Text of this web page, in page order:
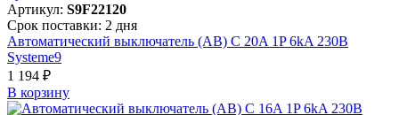
Артикул: S9F22120
Срок поставки: 2 дня
Автоматический выключатель (АВ) C 20A 1P 6kA 230В
Systeme9
1 194 ₽
В корзинy